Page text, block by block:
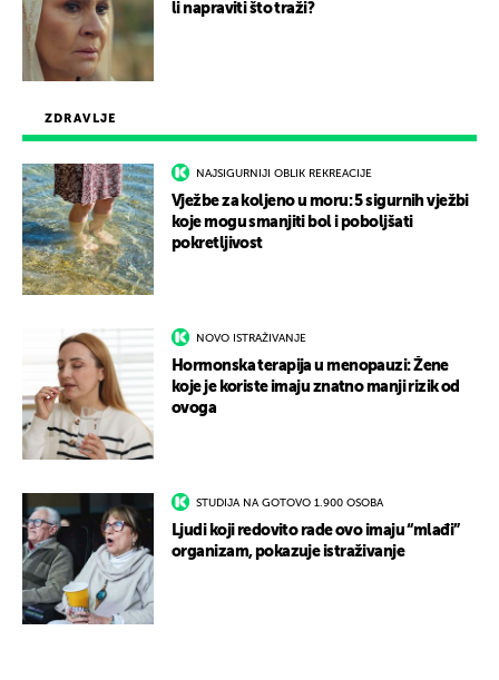
ZDRAVLJE
NAJSIGURNIJI OBLIK REKREACIJE
Vježbe za koljeno u moru: 5 sigurnih vježbi
koje mogu smanjiti bol i poboljšati
pokretljivost
NOVO ISTRAŽIVANJE
Hormonska terapija u menopauzi: Žene
koje je koriste imaju znatno manji rizik od
ovoga
STUDIJA NA GOTOVO 1.900 OSOBA
Ljudi koji redovito rade ovo imaju “mlađi”
organizam, pokazuje istraživanje
li napraviti što traži?